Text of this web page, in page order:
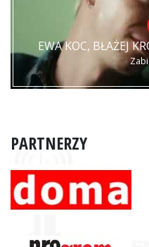
EWA KOC, BŁAŻEJ
PARTNERZY